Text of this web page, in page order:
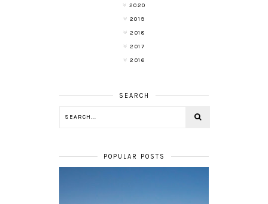
2020
2019
2018
2017
2016
SEARCH
POPULAR POSTS